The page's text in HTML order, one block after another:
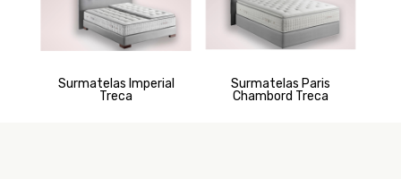
Surmatelas Imperial
Treca
Surmatelas Paris
Chambord Treca